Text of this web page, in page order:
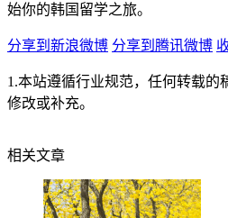
始你的韩国留学之旅。
分享到新浪微博 分享到腾讯微博
1.本站遵循行业规范，任何转载
修改或补充。
相关文章